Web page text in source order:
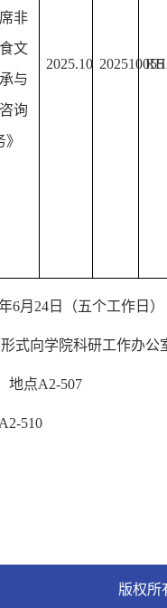
非
文
与
询
2025.10 202510055
6月 24 日（五个工作日）
式向学院科研工作办公
地点A2-507
510
版权所